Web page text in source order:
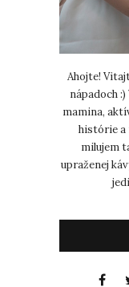
Ahojte!
nápadoch
mamina,
histórie a
milujem
upraženej